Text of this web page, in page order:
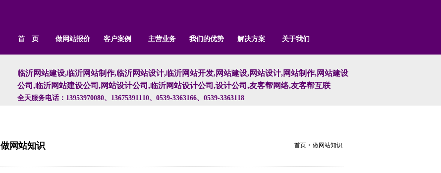
首 页 做网站报价 客户案例 主营业务 我们的优势 解决方案 关于我们
临沂网站建设,临沂网站制作,临沂网站设计,临沂网站开发,网站建设,网站设计,网站制作,网站建设
公司,临沂网站建设公司,网站设计公司,临沂网站设计公司,设计公司,友客帮网络,友客帮互联
全天服务电话：13953970080、13675391110、0539-3363166、0539-3363118
做网站知识 首页> 做网站知识